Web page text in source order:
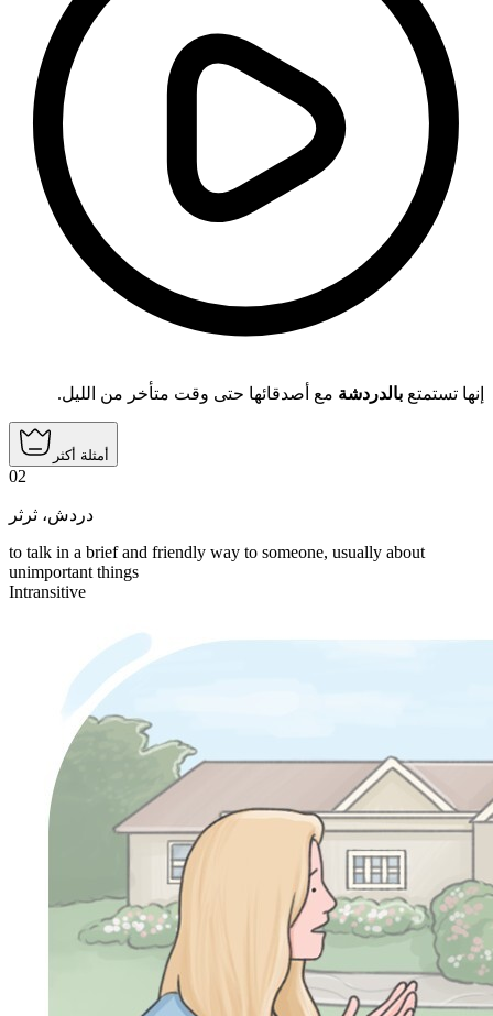
إنها تستمتع بالدردشة مع أصدقائها حتى وقت متأخر من الليل.
أمثلة أكثر
02
دردش، ثرثر
to talk in a brief and friendly way to someone, usually about
unimportant things
Intransitive